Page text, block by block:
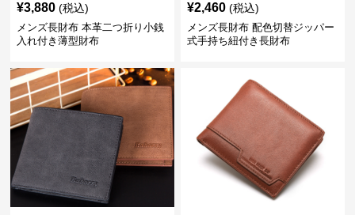
¥3,880 (税込)
メンズ長財布 本革二つ折り小銭
入れ付き薄型財布
¥2,460 (税込)
メンズ長財布 配色切替ジッパー
式手持ち紐付き長財布